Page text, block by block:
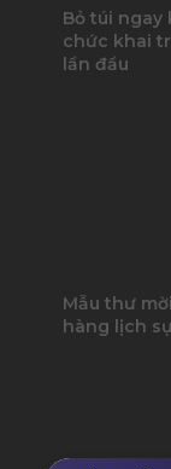
Bỏ túi ngay
chức khai
lần đầu
Mẫu thư
hàng lịch